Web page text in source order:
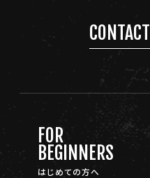
CONTACT
FOR
BEGINNERS
はじめての方へ